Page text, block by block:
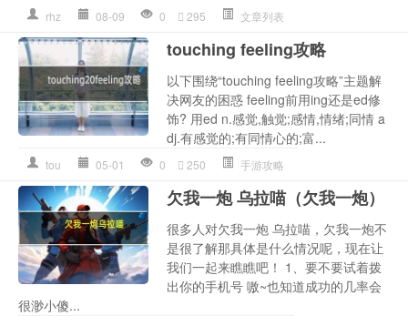
rhz 08-09 0 295 文章列表
touching feeling攻略
以下围绕“touching feeling攻略”主题解
决网友的困惑 feeling前用ing还是ed修
饰? 用ed n.感觉,触觉;感情,情绪;同情 a
dj.有感觉的;有同情心的;富...
tou 05-01 0 250 手游攻略
欠我一炮 乌拉喵（欠我一炮）
很多人对欠我一炮 乌拉喵，欠我一炮不
是很了解那具体是什么情况呢，现在让
我们一起来瞧瞧吧！ 1、要不要试着拨
出你的手机号 嗷~也知道成功的几率会
很渺小傻...